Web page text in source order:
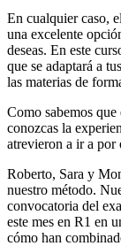
En cualquier caso, el
una excelente
deseas. En este
que se adaptará a
las materias de
Como sabemos
conozcas la
atrevieron a ir a por
Roberto, Sara y
nuestro método.
convocatoria del
este mes en R1 en
cómo han